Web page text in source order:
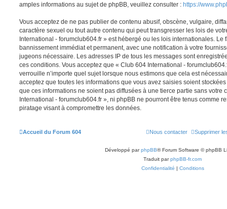
amples informations au sujet de phpBB, veuillez consulter : https://
Vous acceptez de ne pas publier de contenu abusif, obscène, vulgaire,
caractère sexuel ou tout autre contenu qui peut transgresser les lois de
International - forumclub604.fr » est hébergé ou les lois internationales. Le
bannissement immédiat et permanent, avec une notification à votre
jugeons nécessaire. Les adresses IP de tous les messages sont
ces conditions. Vous acceptez que « Club 604 International -
verrouille n’importe quel sujet lorsque nous estimons que cela est
acceptez que toutes les informations que vous avez saisies soient
que ces informations ne soient pas diffusées à une tierce partie sans votre
International - forumclub604.fr », ni phpBB ne pourront être tenus comme
piratage visant à compromettre les données.
Accueil du Forum 604 Supprimer
Nous contacter
Développé parphpBB® Forum Software © phpBB
Traduit parphpBB-fr.com
Confidentialité | Conditions